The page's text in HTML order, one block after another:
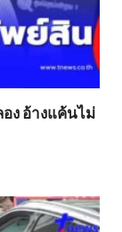
ง อ้างแค้นไม่